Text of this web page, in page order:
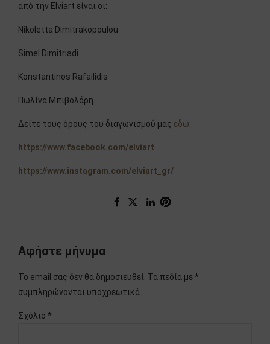
από την Elviart είναι οι:
Nikoletta Dimitrakopoulou
Simel Dimitriadi
Konstantinos Rafailidis
Πωλίνα Μπιβολάρη
Δείτε τους όρους του διαγωνισμού μας εδώ:
https://www.facebook.com/elviart
https://www.instagram.com/elviart_gr/
Αφήστε μήνυμα
Το email σας δεν θα δημοσιευθεί. Τα πεδία με *
συμπληρώνονται υποχρεωτικά.
Σχόλιο *